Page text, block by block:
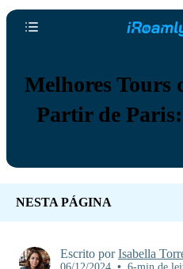
Melhores Tours
Partir de
NESTA PÁGINA
Escrito porIsabella